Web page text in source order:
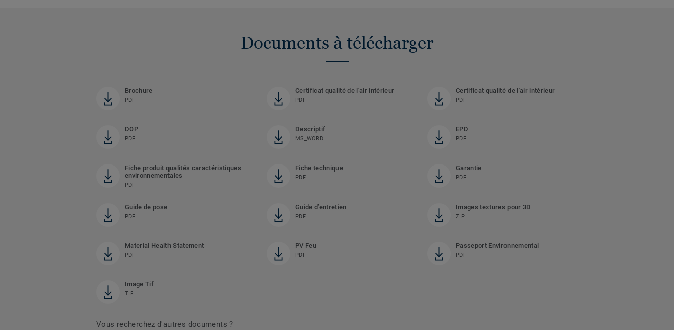
Documents à télécharger
Brochure
PDF
Certificat qualité de l'air intérieur
PDF
Certificat qualité de l'air intérieur
PDF
DOP
PDF
Descriptif
MS_WORD
EPD
PDF
Fiche produit qualités caractéristiques
environnementales
PDF
Fiche technique
PDF
Garantie
PDF
Guide de pose
PDF
Guide d’entretien
PDF
Images textures pour 3D
ZIP
Material Health Statement
PDF
PV Feu
PDF
Passeport Environnemental
PDF
Image Tif
TIF
Vous recherchez d'autres documents ?